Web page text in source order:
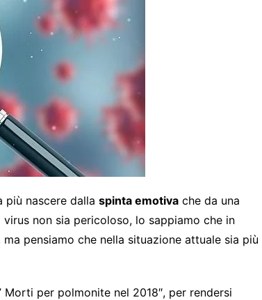
più nascere dalla spinta emotiva che da una
non sia pericoloso, lo sappiamo che in
pensiamo che nella situazione attuale sia più
per polmonite nel 2018″, per rendersi